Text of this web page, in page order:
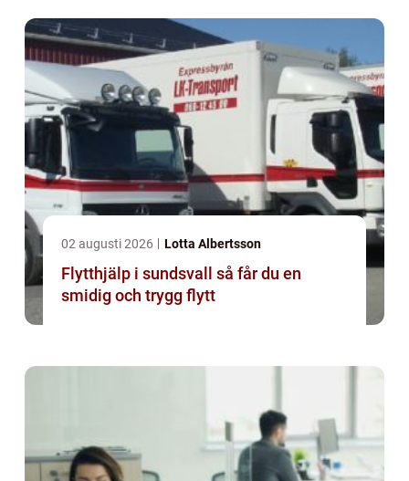
02 augusti 2026 Lotta Albertsson
Flytthjälp i sundsvall så får du en
smidig och trygg flytt